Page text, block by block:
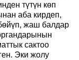
түтүн көп
аба кирдеп,
жаш балдар
сактоо
Эки жолу